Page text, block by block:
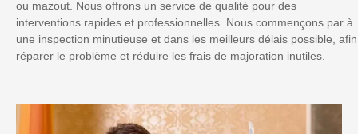
ou mazout. Nous offrons un service de qualité pour des
interventions rapides et professionnelles. Nous commençons par à
une inspection minutieuse et dans les meilleurs délais possible, afin
réparer le problème et réduire les frais de majoration inutiles.